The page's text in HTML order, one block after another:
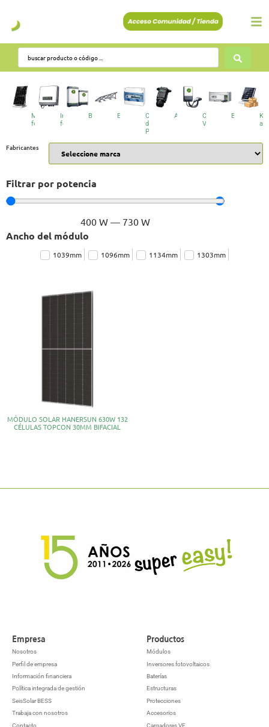
Módulos
fotovoltaicos
Inversores
fotovoltaicos
Baterías EstructurasCuadros
de
Protecciones
AccesoriosCargadores
VE
BESS
Fabricantes
Filtrar por potencia
400 W— 730 W
Ancho del módulo
1039mm 1096mm 1134mm 1303mm
MÓDULO SOLAR HANERSUN 630W 132
CÉLULAS TOPCON 30MM BIFACIAL
Empresa
Nosotros
Perfil de empresa
Información financiera
Política integrada de gestión
SeisSolar BESS
Trabaja con nosotros
Contacto
Productos
Módulos
Inversores fotovoltaicos
Baterías
Estructuras
Protecciones
Accesorios
Cargadores VE